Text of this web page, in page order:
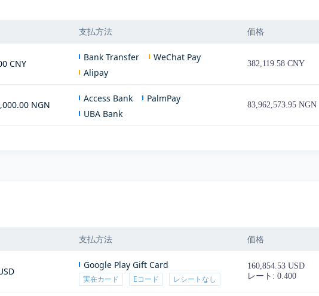
支払方法 価格
CNY
Bank Transfer
WeChat Pay
Alipay
382,119.58 CNY
NGN
Access Bank
PalmPay
UBA Bank
83,962,573.95 NGN
支払方法 価格
Google Play Gift Card
実在カード Eコード レシートなし
160,854.53 USD
レート: 0.400